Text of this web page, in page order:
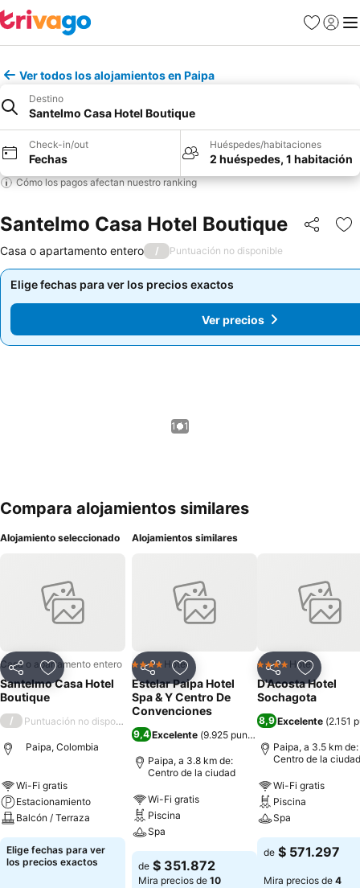
Favoritos
Iniciar
Ver todos los alojamientos en Paipa
Destino
Santelmo Casa Hotel Boutique
Check-in/out
Fechas
Huéspedes/habitaciones
2 huéspedes, 1 habitación
Cómo los pagos afectan nuestro ranking
Santelmo Casa Hotel Boutique Compartir
Casa o apartamento entero / Puntuación no disponible
Elige fechas para ver los precios exactos
Ver precios
Elige fechas para ver los precios exactos
Ver precios
1 / 1
Compara alojamientos similares
Alojamiento seleccionado
CompartirAgregar a favoritos
Casa o apartamento entero
Santelmo Casa Hotel
Boutique
/ Puntuación no disponible
Paipa, Colombia
Wi-Fi gratis
Estacionamiento
Balcón / Terraza
Elige fechas para ver
los precios exactos
Alojamientos similares
CompartirAgregar a favoritos
4 EstrellasHotel
Estelar Paipa Hotel
Spa & Y Centro De
Convenciones
9,4 Excelente (9.925 puntuaciones
Paipa, a 3.8 km de:
Centro de la ciudad
Wi-Fi gratis
Piscina
Spa
de $ 351.872
Mira precios de 10
CompartirAgregar
4 EstrellasHotel
D'Acosta Hotel
Sochagota
8,9 Excelente (2.151
Paipa, a 3.5 km de:
Centro de la ciudad
Wi-Fi gratis
Piscina
Spa
de $ 571.297
Mira precios de 4